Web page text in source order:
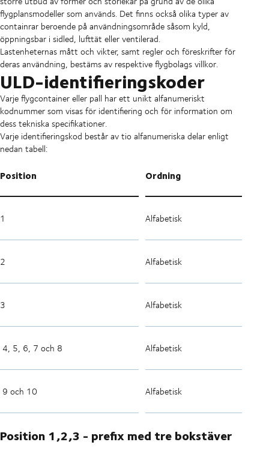
flygplansmodeller som används. Det finns också olika typer av
containrar beroende på användningsområde såsom kyld,
öppningsbar i sidled, lufttät eller ventilerad.
Lastenheternas mått och vikter, samt regler och föreskrifter för
deras användning, bestäms av respektive flygbolags villkor.
ULD-identifieringskoder
Varje flygcontainer eller pall har ett unikt alfanumeriskt
kodnummer som visas för identifiering och för information om
dess tekniska specifikationer.
Varje identifieringskod består av tio alfanumeriska delar enligt
nedan tabell:
Position Ordning
1 Alfabetisk
2 Alfabetisk
3 Alfabetisk
4, 5, 6, 7 och 8 Alfabetisk
9 och 10 Alfabetisk
Position 1,2,3 - prefix med tre bokstäver